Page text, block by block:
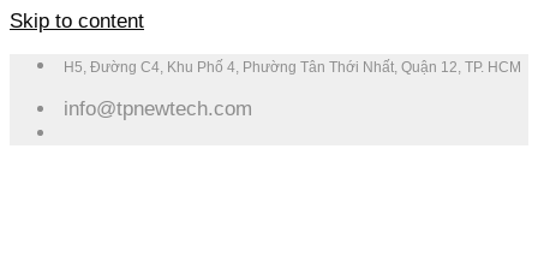
Skip to content
H5, Đường C4, Khu Phố 4, Phường Tân Thới Nhất, Quận 12, TP. HCM
info@tpnewtech.com